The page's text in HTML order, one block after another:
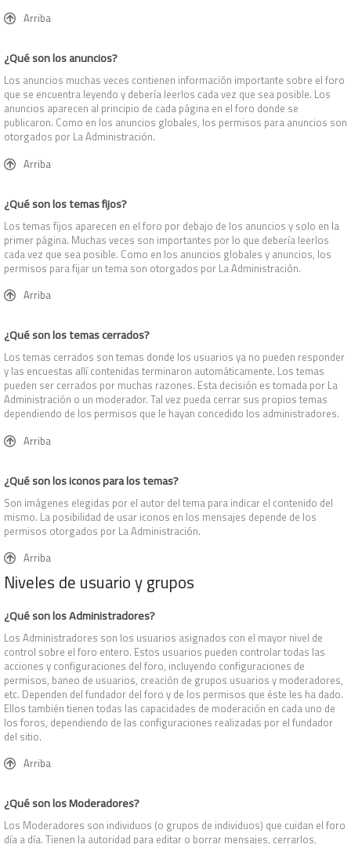
Arriba
¿Qué son los anuncios?
Los anuncios muchas veces contienen información importante sobre el foro
que se encuentra leyendo y debería leerlos cada vez que sea posible. Los
anuncios aparecen al principio de cada página en el foro donde se
publicaron. Como en los anuncios globales, los permisos para anuncios son
otorgados por La Administración.
Arriba
¿Qué son los temas fijos?
Los temas fijos aparecen en el foro por debajo de los anuncios y solo en la
primer página. Muchas veces son importantes por lo que debería leerlos
cada vez que sea posible. Como en los anuncios globales y anuncios, los
permisos para fijar un tema son otorgados por La Administración.
Arriba
¿Qué son los temas cerrados?
Los temas cerrados son temas donde los usuarios ya no pueden responder
y las encuestas allí contenidas terminaron automáticamente. Los temas
pueden ser cerrados por muchas razones. Esta decisión es tomada por La
Administración o un moderador. Tal vez pueda cerrar sus propios temas
dependiendo de los permisos que le hayan concedido los administradores.
Arriba
¿Qué son los iconos para los temas?
Son imágenes elegidas por el autor del tema para indicar el contenido del
mismo. La posibilidad de usar iconos en los mensajes depende de los
permisos otorgados por La Administración.
Arriba
Niveles de usuario y grupos
¿Qué son los Administradores?
Los Administradores son los usuarios asignados con el mayor nivel de
control sobre el foro entero. Estos usuarios pueden controlar todas las
acciones y configuraciones del foro, incluyendo configuraciones de
permisos, baneo de usuarios, creación de grupos usuarios y moderadores,
etc. Dependen del fundador del foro y de los permisos que éste les ha dado.
Ellos también tienen todas las capacidades de moderación en cada uno de
los foros, dependiendo de las configuraciones realizadas por el fundador
del sitio.
Arriba
¿Qué son los Moderadores?
Los Moderadores son individuos (o grupos de individuos) que cuidan el foro
día a día. Tienen la autoridad para editar o borrar mensajes, cerrarlos,